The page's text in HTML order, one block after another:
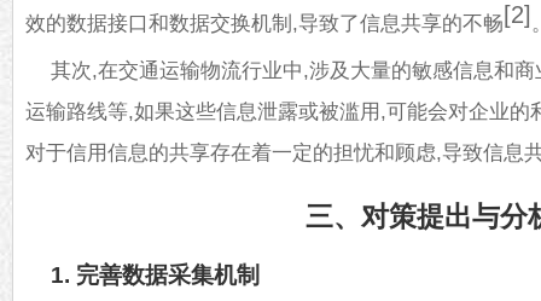
效的数据接口和数据交换机制,导致了信息共享的不畅 [2]
其次,在交通运输物流行业中,涉及大量的敏感信息和
运输路线等,如果这些信息泄露或被滥用,可能会对企业的
对于信用信息的共享存在着一定的担忧和顾虑,导致信息
三、对策提出与分
1. 完善数据采集机制